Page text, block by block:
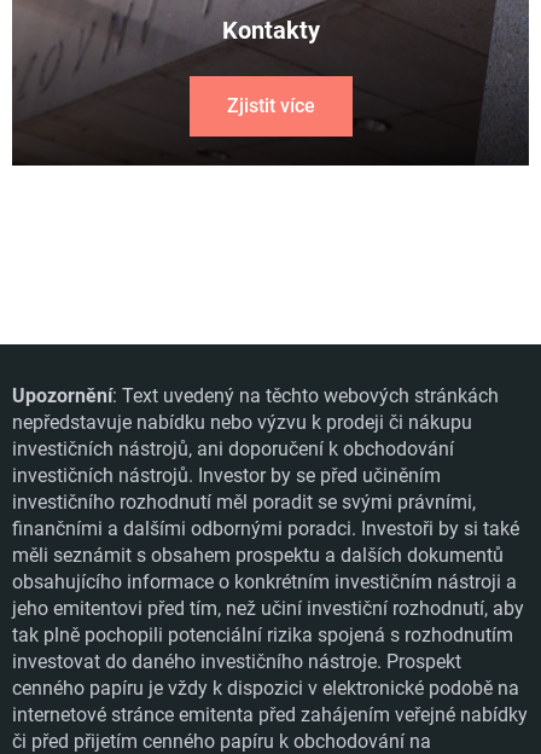
Kontakty
Zjistit více
Upozornění: Text uvedený na těchto webových stránkách
nepředstavuje nabídku nebo výzvu k prodeji či nákupu
investičních nástrojů, ani doporučení k obchodování
investičních nástrojů. Investor by se před učiněním
investičního rozhodnutí měl poradit se svými právními,
finančními a dalšími odbornými poradci. Investoři by si také
měli seznámit s obsahem prospektu a dalších dokumentů
obsahujícího informace o konkrétním investičním nástroji a
jeho emitentovi před tím, než učiní investiční rozhodnutí, aby
tak plně pochopili potenciální rizika spojená s rozhodnutím
investovat do daného investičního nástroje. Prospekt
cenného papíru je vždy k dispozici v elektronické podobě na
internetové stránce emitenta před zahájením veřejné nabídky
či před přijetím cenného papíru k obchodování na